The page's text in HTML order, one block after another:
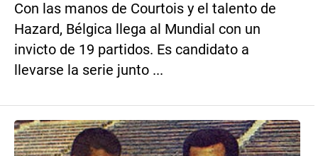
Con las manos de Courtois y el talento de
Hazard, Bélgica llega al Mundial con un
invicto de 19 partidos. Es candidato a
llevarse la serie junto ...